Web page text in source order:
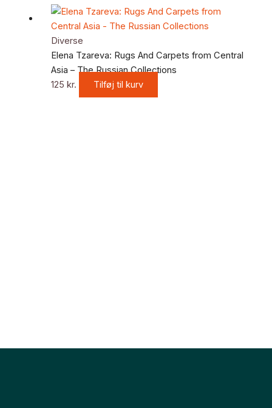
Diverse
Elena Tzareva: Rugs And Carpets from Central
Asia – The Russian Collections
125 kr. Tilføj til kurv